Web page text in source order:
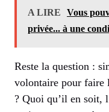
A LIRE
Vous
privée... à une
Reste la question :
volontaire pour faire
? Quoi qu’il en soit,